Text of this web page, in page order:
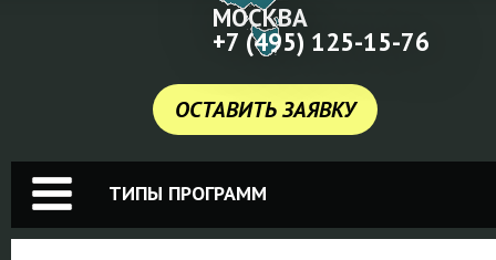
ОСТАВИТЬ ЗАЯВКУ
МОСКВА
+7 (495) 125-15-76
ТИПЫ ПРОГРАММ